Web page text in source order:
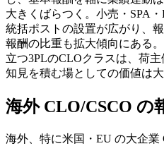
大きくばらつく。小売・SPA
統括ポストの設置が広がり、
報酬の比重も拡大傾向にある
立つ3PLのCLOクラスは、荷
知見を積む場としての価値は大
海外 CLO/CSCO の
海外、特に米国・EU の大企業